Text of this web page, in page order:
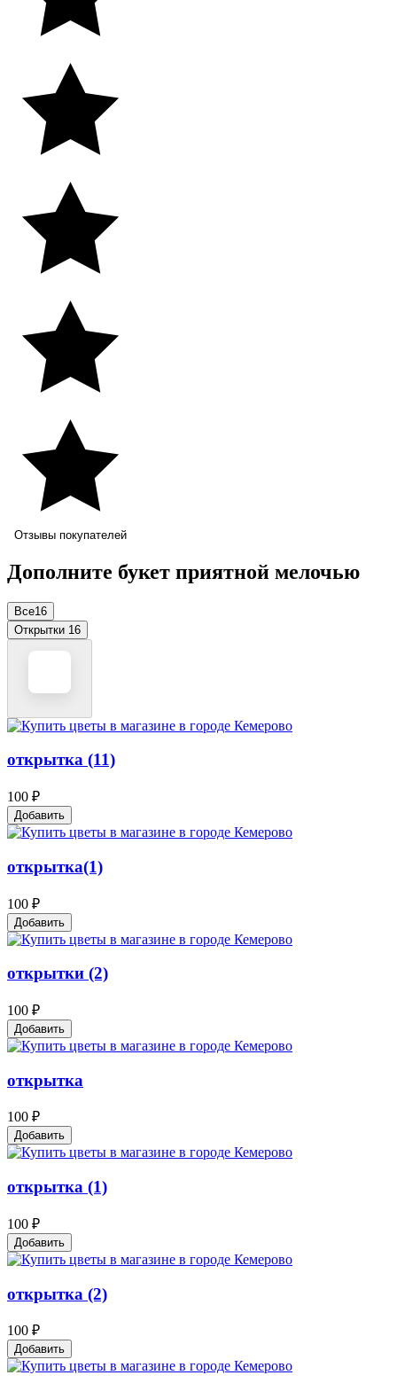
Отзывы покупателей
Дополните букет приятной мелочью
Все16
Открытки 16
открытка (11)
100 ₽
Добавить
открытка(1)
100 ₽
Добавить
открытки (2)
100 ₽
Добавить
открытка
100 ₽
Добавить
открытка (1)
100 ₽
Добавить
открытка (2)
100 ₽
Добавить